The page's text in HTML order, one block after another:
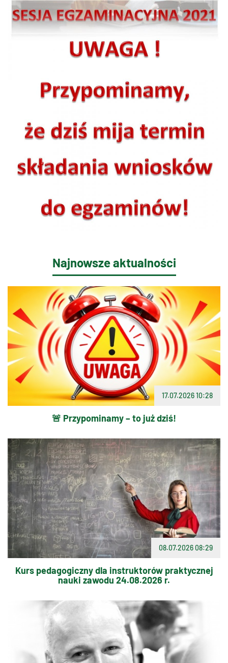
Najnowsze aktualności
17.07.2026 10:28
🚨 Przypominamy – to już dziś!
08.07.2026 08:29
Kurs pedagogiczny dla instruktorów praktycznej
nauki zawodu 24.08.2026 r.